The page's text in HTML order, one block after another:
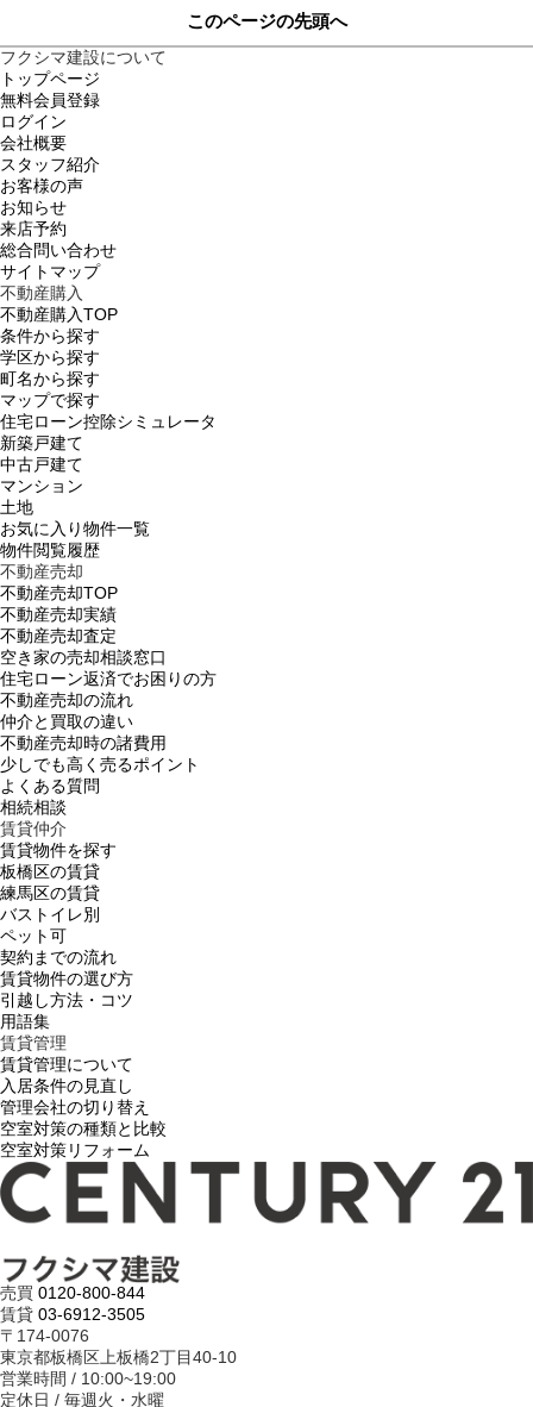
このページの先頭へ
フクシマ建設について
トップページ
無料会員登録
ログイン
会社概要
スタッフ紹介
お客様の声
お知らせ
来店予約
総合問い合わせ
サイトマップ
不動産購入
不動産購入TOP
条件から探す
学区から探す
町名から探す
マップで探す
住宅ローン控除シミュレータ
新築戸建て
中古戸建て
マンション
土地
お気に入り物件一覧
物件閲覧履歴
不動産売却
不動産売却TOP
不動産売却実績
不動産売却査定
空き家の売却相談窓口
住宅ローン返済でお困りの方
不動産売却の流れ
仲介と買取の違い
不動産売却時の諸費用
少しでも高く売るポイント
よくある質問
相続相談
賃貸仲介
賃貸物件を探す
板橋区の賃貸
練馬区の賃貸
バストイレ別
ペット可
契約までの流れ
賃貸物件の選び方
引越し方法・コツ
用語集
賃貸管理
賃貸管理について
入居条件の見直し
管理会社の切り替え
空室対策の種類と比較
空室対策リフォーム
売買 0120-800-844
賃貸 03-6912-3505
〒174-0076
東京都板橋区上板橋2丁目40-10
営業時間 / 10:00~19:00
定休日 / 毎週火・水曜